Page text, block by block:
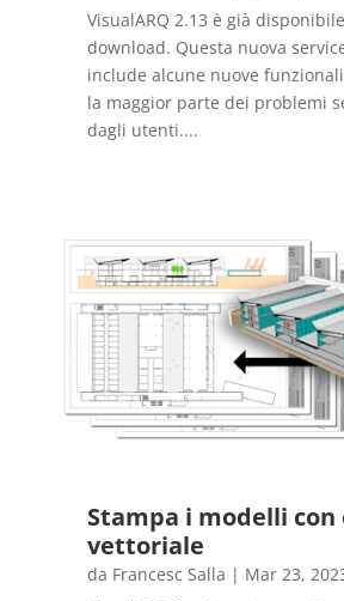
VisualARQ 2.13 è già
download. Questa nuova
include alcune nuove
la maggior parte dei problemi
dagli utenti....
Stampa i modelli
vettoriale
da Francesc Salla | Mar 23,